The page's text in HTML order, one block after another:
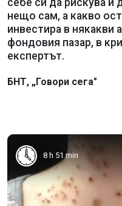
нещо сам, а какво
инвестира в някакви
фондовия пазар, в
експертът.
БНТ, „Говори сега"
8 h 51 min